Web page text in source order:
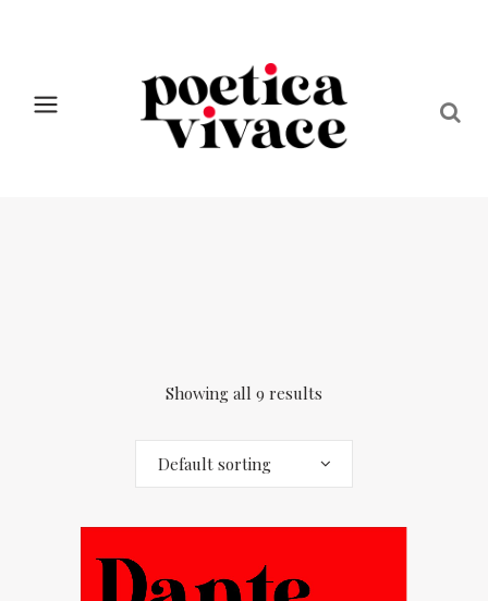
Showing all 9 results
Default sorting